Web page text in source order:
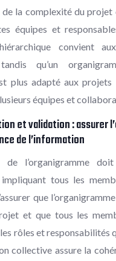
de la complexité du
équipes et
convient
qu’un
plus adapté aux projets
équipes et
et validation : assurer
de l’information
de l’organigramme
tous les
que
et que tous les
les rôles et responsabilités
collective assure la